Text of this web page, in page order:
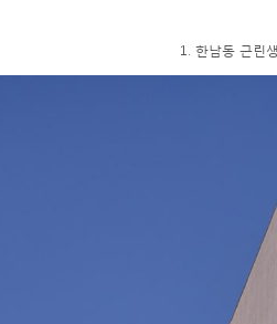
1. 한남동 근린